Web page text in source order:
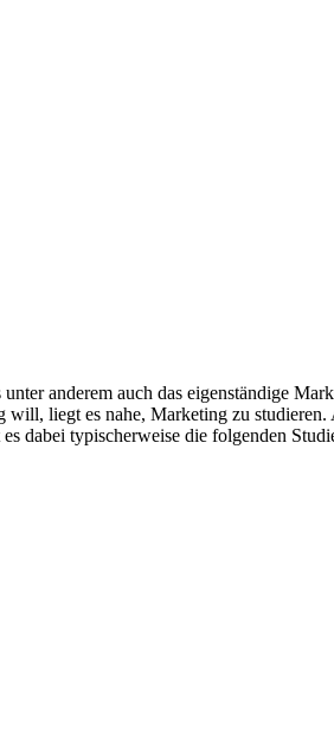
anderem auch das eigenständige
will, liegt es nahe, Marketing zu
dabei typischerweise die folgenden